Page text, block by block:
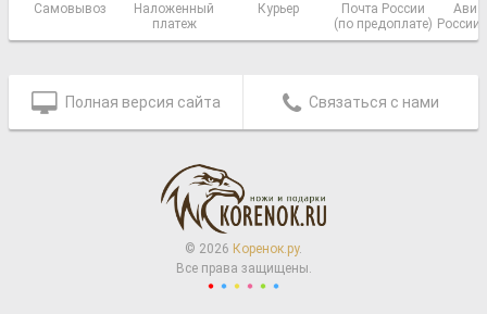
Самовывоз
Наложенный
платеж
Курьер
Почта России
(по предоплате) России
Полная версия сайта Связаться с нами
© 2026 Коренок.ру.
Все права защищены.